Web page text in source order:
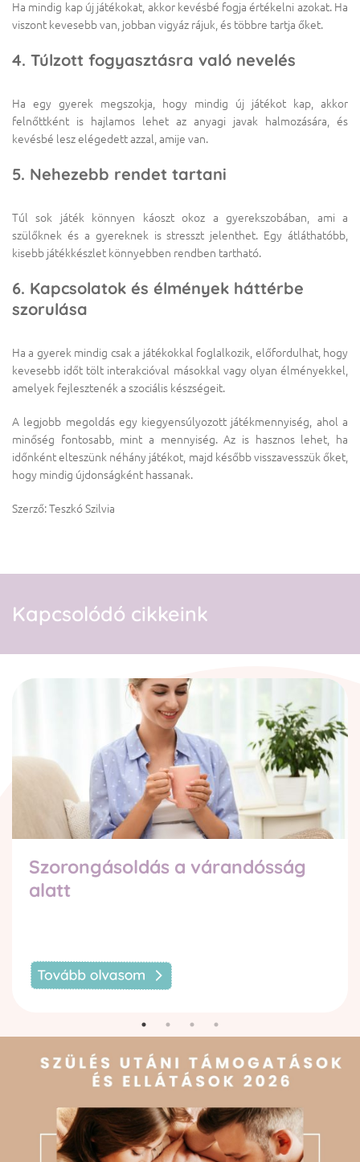
Ha mindig kap új játékokat, akkor kevésbé fogja értékelni azokat. Ha
viszont kevesebb van, jobban vigyáz rájuk, és többre tartja őket.
4. Túlzott fogyasztásra való nevelés
Ha egy gyerek megszokja, hogy mindig új játékot kap, akkor
felnőttként is hajlamos lehet az anyagi javak halmozására, és
kevésbé lesz elégedett azzal, amije van.
5. Nehezebb rendet tartani
Túl sok játék könnyen káoszt okoz a gyerekszobában, ami a
szülőknek és a gyereknek is stresszt jelenthet. Egy átláthatóbb,
kisebb játékkészlet könnyebben rendben tartható.
6. Kapcsolatok és élmények háttérbe
szorulása
Ha a gyerek mindig csak a játékokkal foglalkozik, előfordulhat, hogy
kevesebb időt tölt interakcióval másokkal vagy olyan élményekkel,
amelyek fejlesztenék a szociális készségeit.
A legjobb megoldás egy kiegyensúlyozott játékmennyiség, ahol a
minőség fontosabb, mint a mennyiség. Az is hasznos lehet, ha
időnként elteszünk néhány játékot, majd később visszavesszük őket,
hogy mindig újdonságként hassanak.
Szerző: Teszkó Szilvia
Kapcsolódó cikkeink
Szorongásoldás a várandósság
alatt